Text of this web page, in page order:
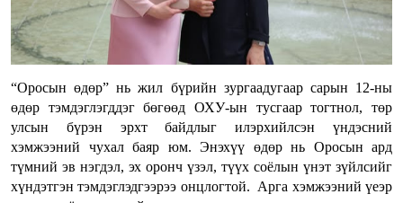
“Оросын өдөр” нь жил бүрийн зургаадугаар сарын 12-ны
өдөр тэмдэглэгддэг бөгөөд ОХУ-ын тусгаар тогтнол, төр
улсын бүрэн эрхт байдлыг илэрхийлсэн үндэсний
хэмжээний чухал баяр юм. Энэхүү өдөр нь Оросын ард
түмний эв нэгдэл, эх оронч үзэл, түүх соёлын үнэт зүйлсийг
хүндэтгэн тэмдэглэдгээрээ онцлогтой. Арга хэмжээний үеэр